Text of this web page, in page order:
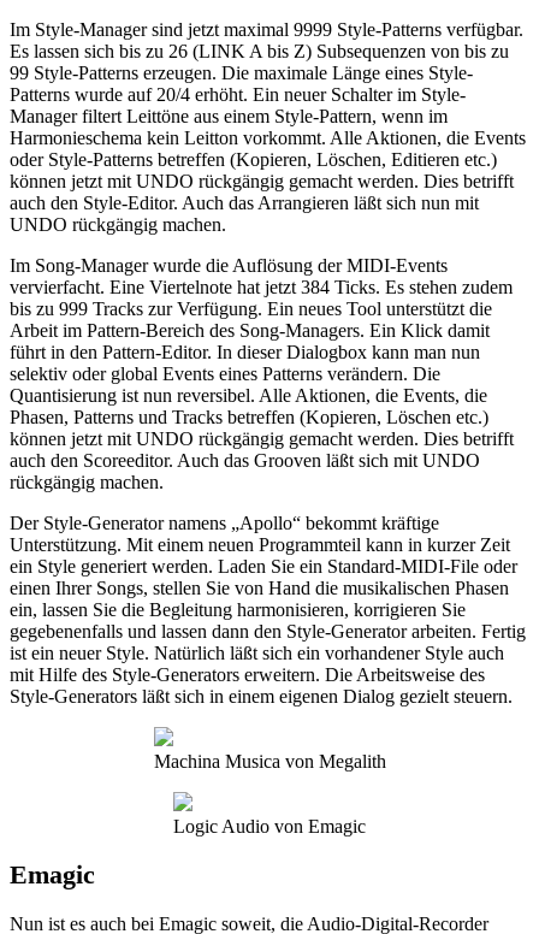
Im Style-Manager sind jetzt maximal 9999 Style-Patterns verfügbar.
Es lassen sich bis zu 26 (LINK A bis Z) Subsequenzen von bis zu
99 Style-Patterns erzeugen. Die maximale Länge eines Style-
Patterns wurde auf 20/4 erhöht. Ein neuer Schalter im Style-
Manager filtert Leittöne aus einem Style-Pattern, wenn im
Harmonieschema kein Leitton vorkommt. Alle Aktionen, die Events
oder Style-Patterns betreffen (Kopieren, Löschen, Editieren etc.)
können jetzt mit UNDO rückgängig gemacht werden. Dies betrifft
auch den Style-Editor. Auch das Arrangieren läßt sich nun mit
UNDO rückgängig machen.
Im Song-Manager wurde die Auflösung der MIDI-Events
vervierfacht. Eine Viertelnote hat jetzt 384 Ticks. Es stehen zudem
bis zu 999 Tracks zur Verfügung. Ein neues Tool unterstützt die
Arbeit im Pattern-Bereich des Song-Managers. Ein Klick damit
führt in den Pattern-Editor. In dieser Dialogbox kann man nun
selektiv oder global Events eines Patterns verändern. Die
Quantisierung ist nun reversibel. Alle Aktionen, die Events, die
Phasen, Patterns und Tracks betreffen (Kopieren, Löschen etc.)
können jetzt mit UNDO rückgängig gemacht werden. Dies betrifft
auch den Scoreeditor. Auch das Grooven läßt sich mit UNDO
rückgängig machen.
Der Style-Generator namens „Apollo“ bekommt kräftige
Unterstützung. Mit einem neuen Programmteil kann in kurzer Zeit
ein Style generiert werden. Laden Sie ein Standard-MIDI-File oder
einen Ihrer Songs, stellen Sie von Hand die musikalischen Phasen
ein, lassen Sie die Begleitung harmonisieren, korrigieren Sie
gegebenenfalls und lassen dann den Style-Generator arbeiten. Fertig
ist ein neuer Style. Natürlich läßt sich ein vorhandener Style auch
mit Hilfe des Style-Generators erweitern. Die Arbeitsweise des
Style-Generators läßt sich in einem eigenen Dialog gezielt steuern.
Machina Musica von Megalith
Logic Audio von Emagic
Emagic
Nun ist es auch bei Emagic soweit, die Audio-Digital-Recorder